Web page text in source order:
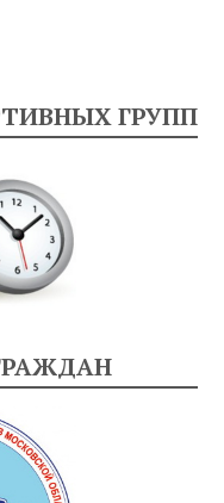
ГРУПП